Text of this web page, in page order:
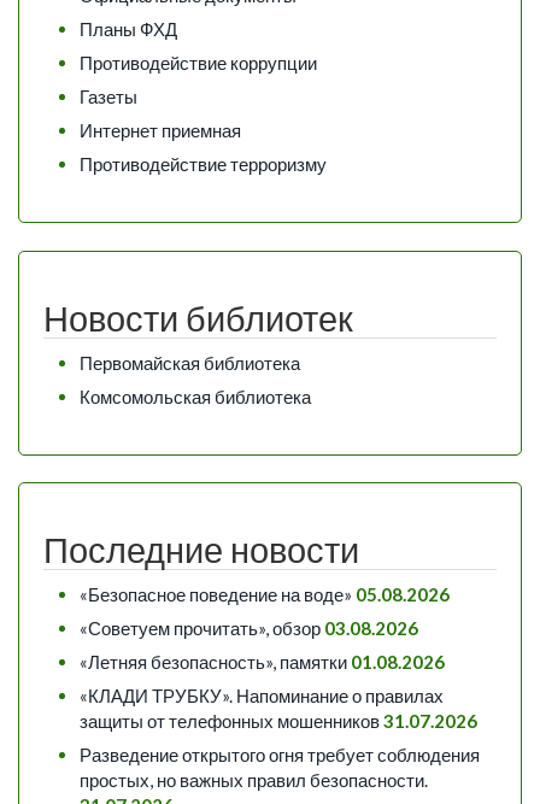
Планы ФХД
Противодействие коррупции
Газеты
Интернет приемная
Противодействие терроризму
Новости библиотек
Первомайская библиотека
Комсомольская библиотека
Последние новости
«Безопасное поведение на воде» 05.08.2026
«Советуем прочитать», обзор 03.08.2026
«Летняя безопасность», памятки 01.08.2026
«КЛАДИ ТРУБКУ». Напоминание о правилах
защиты от телефонных мошенников31.07.2026
Разведение открытого огня требует соблюдения
простых, но важных правил безопасности.